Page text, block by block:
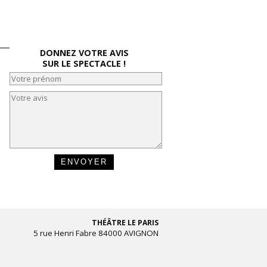
DONNEZ VOTRE AVIS
SUR LE SPECTACLE !
THÉÂTRE LE PARIS
5 rue Henri Fabre 84000 AVIGNON